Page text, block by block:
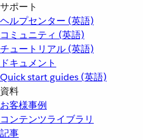
サポート
ヘルプセンター (英語)
コミュニティ (英語)
チュートリアル (英語)
ドキュメント
Quick start guides (英語)
資料
お客様事例
コンテンツライブラリ
記事